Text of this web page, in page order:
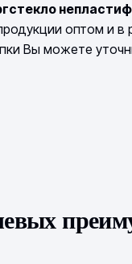
оптом и в
Вы можете